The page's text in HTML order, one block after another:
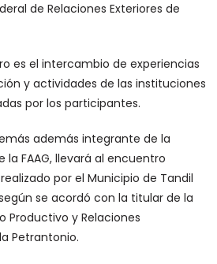
de Relaciones Exteriores de
es el intercambio de experiencias
y actividades de las instituciones
por los participantes.
además integrante de la
la FAAG, llevará al encuentro
por el Municipio de Tandil
se acordó con la titular de la
Productivo y Relaciones
Petrantonio.